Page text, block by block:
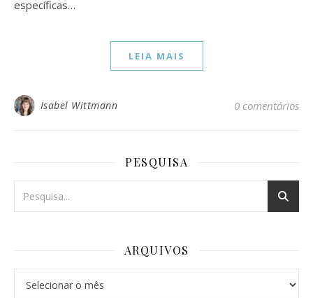
específicas…
LEIA MAIS
Isabel Wittmann 0 comentários
PESQUISA
ARQUIVOS